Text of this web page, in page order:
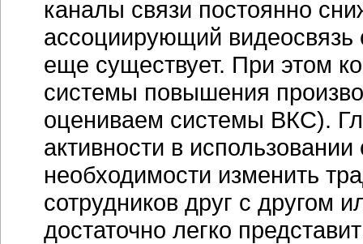
каналы связи постоянно
ассоциирующий
еще существует. При этом
системы повышения
оцениваем системы ВКС).
активности в
необходимости изменить
сотрудников друг с другом
достаточно легко